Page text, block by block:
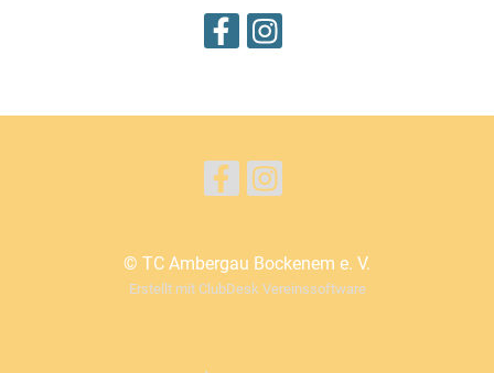
© TC Ambergau Bockenem e. V.
Erstellt mit ClubDesk Vereinssoftware